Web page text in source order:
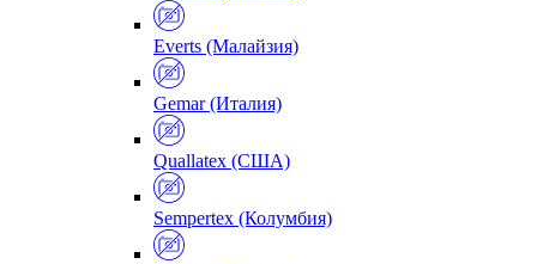
Everts (Малайзия)
Gemar (Италия)
Quallatex (США)
Sempertex (Колумбия)